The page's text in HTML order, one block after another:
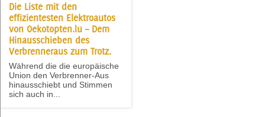
Die Liste mit den
effizientesten Elektroautos
von Oekotopten.lu – Dem
Hinausschieben des
Verbrenneraus zum Trotz.
Während die die europäische
Union den Verbrenner-Aus
hinausschiebt und Stimmen
sich auch in...